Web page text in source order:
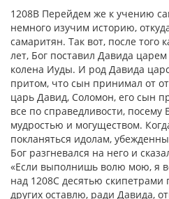
1208В Перейдем же к учению
немного изучим историю,
самаритян. Так вот, после того
лет, Бог поставил Давида
колена Иуды. И род Давида
притом, что сын принимал от
царь Давид, Соломон, его сын
все по справедливости, посему
мудростью и могуществом.
покланяться идолам,
Бог разгневался на него и
«Если выполнишь волю мою, я
над 1208С десятью скипетрами
других оставлю, ради Давида,